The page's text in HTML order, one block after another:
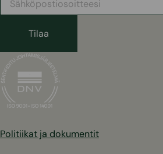
Politiikat ja dokumentit